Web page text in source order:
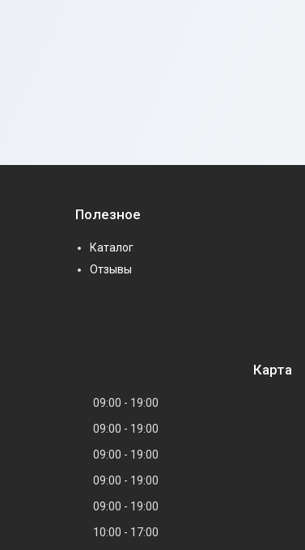
Полезное
Каталог
Отзывы
09:00
19:00
09:00
19:00
09:00
19:00
09:00
19:00
09:00
19:00
10:00 17:00
Карта